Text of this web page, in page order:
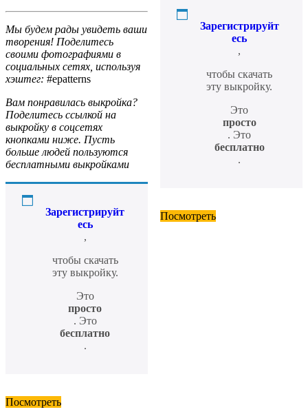
Мы будем рады увидеть ваши
творения! Поделитесь
своими фотографиями в
социальных сетях, используя
хэштег: #epatterns
Вам понравилась выкройка?
Поделитесь ссылкой на
выкройку в соцсетях
кнопками ниже. Пусть
больше людей пользуются
бесплатными выкройками
Зарегистрируйт
есь
,
чтобы скачать
эту выкройку.
Это
просто
. Это
бесплатно
.
Посмотреть
Зарегистрируйт
есь
,
чтобы скачать
эту выкройку.
Это
просто
. Это
бесплатно
.
Посмотреть